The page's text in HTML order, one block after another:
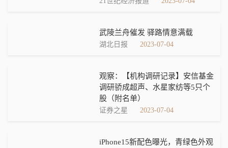
武陵兰舟催发 驿路情意满载
湖北日报 2023-07-04
观察：【机构调研记录】安信基金
调研骄成超声、水星家纺等5只个
股（附名单）
证券之星 2023-07-04
iPhone15新配色曝光，青绿色外观